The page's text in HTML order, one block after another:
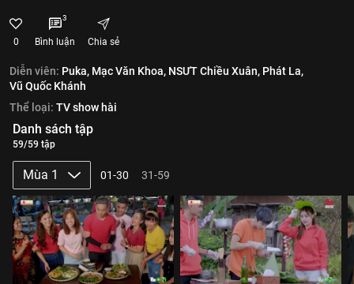
0
3
Bình luận Chia sẻ
Diễn viên: Puka, Mạc Văn Khoa, NSƯT Chiều Xuân, Phát La,
Vũ Quốc Khánh
Thể loại: TV show hài
Danh sách tập
59/59 tập
Mùa 1 01-30 31-59